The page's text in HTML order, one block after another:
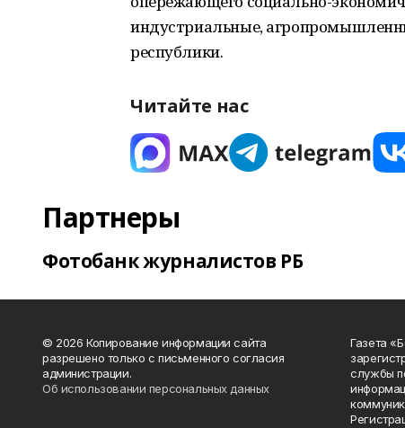
индустриальные,
республики.
Читайте нас
Партнеры
Фотобанк журналистов РБ
© 2026 Копирование информации сайта
разрешено только с письменного согласия
администрации.
Об использовании персональных данных
Газета
службы